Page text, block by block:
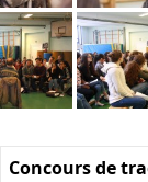
Concours de